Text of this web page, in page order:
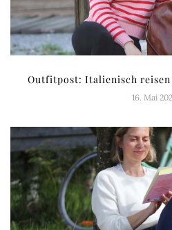
Outfitpost: Italienisch
16. Mai